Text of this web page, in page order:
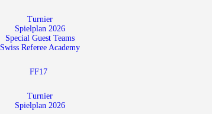
Turnier
Spielplan 2026
Special Guest Teams
Swiss Referee Academy
FF17
Turnier
Spielplan 2026